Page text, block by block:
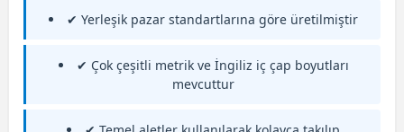
✔ Yerleşik pazar standartlarına göre üretilmiştir
✔ Çok çeşitli metrik ve İngiliz iç çap boyutları
mevcuttur